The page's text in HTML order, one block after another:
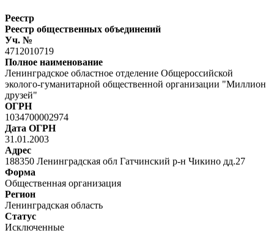
Реестр
Реестр общественных объединений
Уч. №
4712010719
Полное наименование
Ленинградское областное отделение Общероссийской
эколого-гуманитарной общественной организации "Миллион
друзей"
ОГРН
1034700002974
Дата ОГРН
31.01.2003
Адрес
188350 Ленинградская обл Гатчинский р-н Чикино дд.27
Форма
Общественная организация
Регион
Ленинградская область
Статус
Исключенные